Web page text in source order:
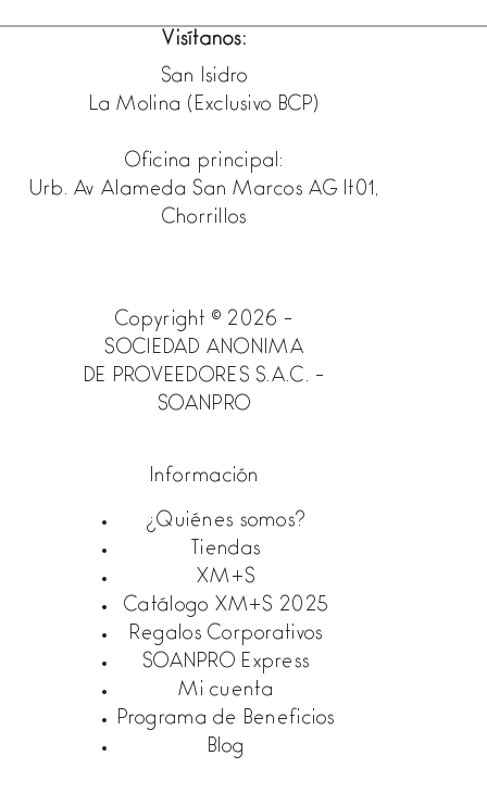
Visítanos:
San Isidro
La Molina (Exclusivo BCP)
Oficina principal:
Urb. Av Alameda San Marcos AG lt01,
Chorrillos
Copyright © 2026 -
SOCIEDAD ANONIMA
DE PROVEEDORES S.A.C. -
SOANPRO
Información
¿Quiénes somos?
Tiendas
XM+S
Catálogo XM+S 2025
Regalos Corporativos
SOANPRO Express
Mi cuenta
Programa de Beneficios
Blog